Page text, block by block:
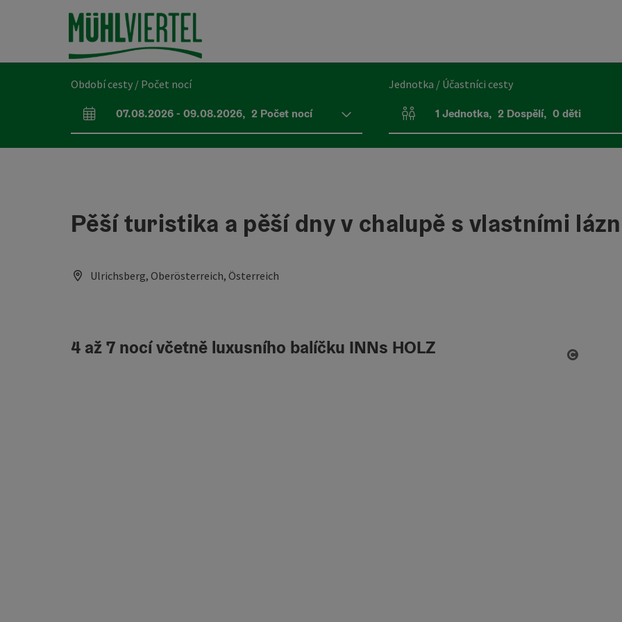
Accesskey
[0]
Navigace Accesskey
[1]
Začátek stránky Accesskey
[2]
Období cesty / Počet nocí
Pole příjezdu a odjezdu
07.08.2026- 09.08.2026, 2 Počet nocí
Jednotka / Účastníci cesty
Počet jednotek a polí pro osoby
1 Jednotka, 2 Dospělí, 0 děti
Pěší turistika a pěší dny v chalupě s vlastními
Ulrichsberg, Oberösterreich, Österreich
4 až 7 nocí včetně luxusního balíčku INNs HOLZ